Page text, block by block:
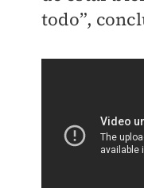
todo”,